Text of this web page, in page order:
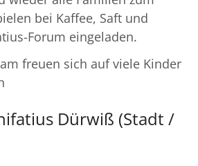
bei Kaffee, Saft und
Forum eingeladen.
freuen sich auf viele Kinder
Dürwiß (Stadt /